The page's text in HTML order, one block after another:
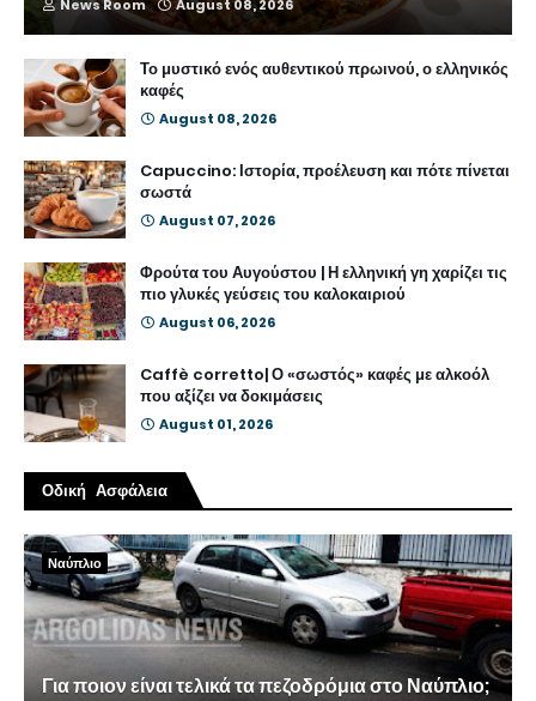
News Room August 08, 2026
Το μυστικό ενός αυθεντικού πρωινού, ο ελληνικός
καφές
August 08, 2026
Capuccino: Ιστορία, προέλευση και πότε πίνεται
σωστά
August 07, 2026
Φρούτα του Αυγούστου | Η ελληνική γη χαρίζει τις
πιο γλυκές γεύσεις του καλοκαιριού
August 06, 2026
Caffè corretto| Ο «σωστός» καφές με αλκοόλ
που αξίζει να δοκιμάσεις
August 01, 2026
Οδική Ασφάλεια
Ναύπλιο
Για ποιον είναι τελικά τα πεζοδρόμια στο Ναύπλιο;